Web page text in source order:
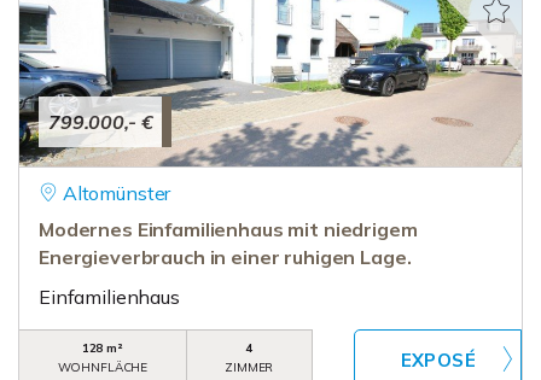
799.000,- €
Altomünster
Modernes Einfamilienhaus mit niedrigem
Energieverbrauch in einer ruhigen Lage.
Einfamilienhaus
128 m²
WOHNFLÄCHE
4
ZIMMER